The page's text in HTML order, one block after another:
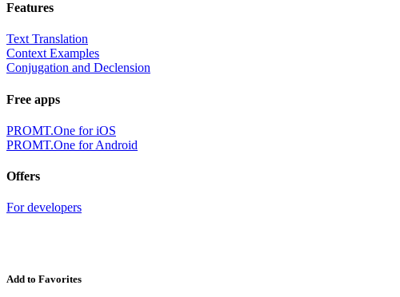
Features
Text Translation
Context Examples
Conjugation and Declension
Free apps
PROMT.One for iOS
PROMT.One for Android
Offers
For developers
Add to Favorites